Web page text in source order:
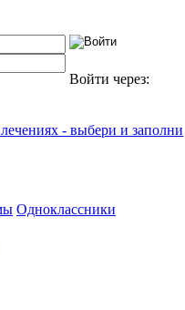
Войти через:
- выбери и заполни
Одноклассники